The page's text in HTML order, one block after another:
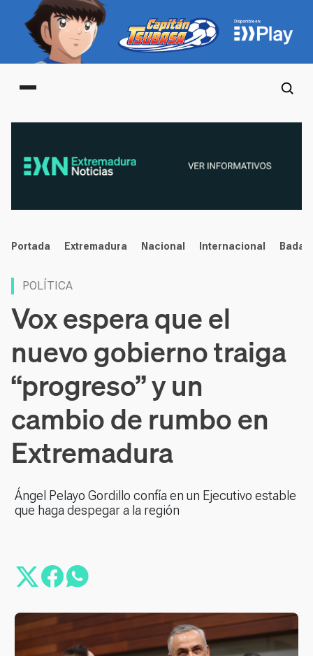
Main menu
noticias
Portada Extremadura Nacional Internacional
POLÍTICA
Vox espera que el
nuevo gobierno traiga
“progreso” y un
cambio de rumbo en
Extremadura
Ángel Pelayo Gordillo confía en un Ejecutivo estable
que haga despegar a la región